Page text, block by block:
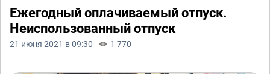
Ежегодный оплачиваемый отпуск.
Неиспользованный отпуск
21 июня 2021 в 09:30 1 770